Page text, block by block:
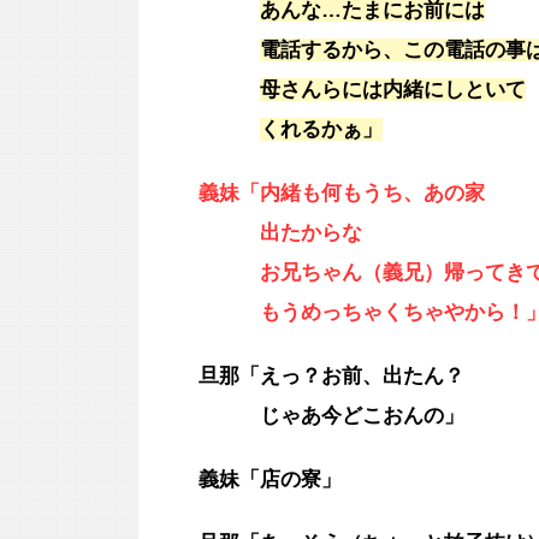
あんな…たまにお前には
電話するから、この電話の事
母さんらには内緒にしといて
くれるかぁ」
義妹「内緒も何もうち、あの家
出たからな
お兄ちゃん（義兄）帰ってき
もうめっちゃくちゃやから！」
旦那「えっ？お前、出たん？
じゃあ今どこおんの」
義妹「店の寮」